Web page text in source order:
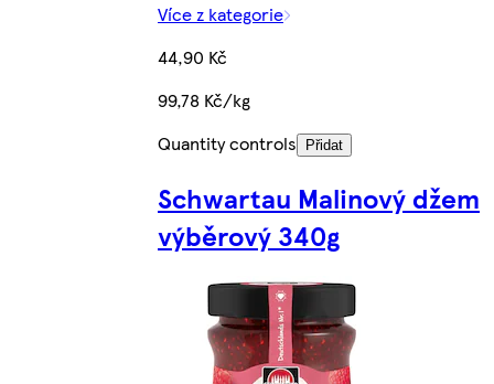
Více z kategorie
44,90 Kč
99,78 Kč/kg
Quantity controls
Přidat
Schwartau Malinový džem
výběrový 340g